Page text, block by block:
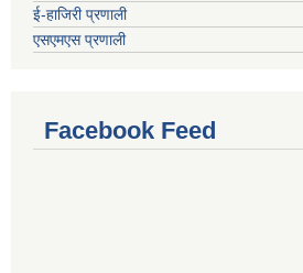
ई-हाजिरी प्रणाली
एसएमएस प्रणाली
Facebook Feed